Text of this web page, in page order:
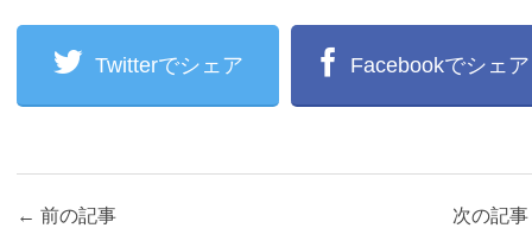
Twitterでシェア Facebookでシェア
← 前の記事 次の記事